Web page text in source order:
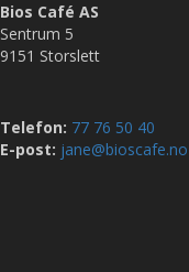
Bios Café AS
Sentrum 5
9151 Storslett
Telefon: 77 76 50 40
E-post: jane@bioscafe.no